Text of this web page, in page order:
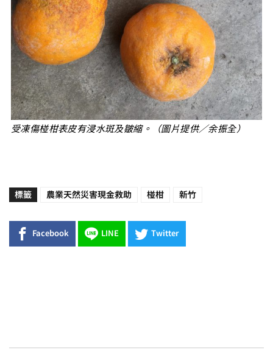
受凍傷椪柑表皮有浸水斑及皺縮。（圖片提供／余振全）
標籤 農業天然災害現金救助 椪柑 新竹
Facebook LINE Twitter